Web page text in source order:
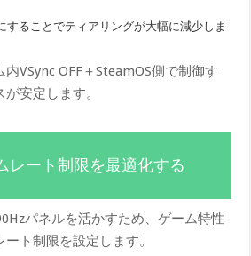
することでティアリングが大幅に減少しま
VSync OFF＋SteamOS側で制御す
安定します。
レート制限を最適化する
パネルを活かすため、ゲーム特性
ト制限を設定します。